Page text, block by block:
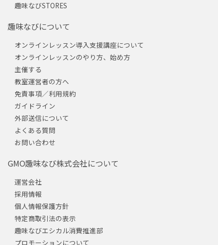
趣味なびSTORES
趣味なびについて
オンラインレッスン導入支援講座について
オンラインレッスンのやり方、始め方
主催する
教室運営者の方へ
免責事項／利用規約
ガイドライン
外部送信について
よくある質問
お問い合わせ
GMO趣味なび株式会社について
運営会社
採用情報
個人情報保護方針
特定商取引法の表示
趣味なびエシカル消費推進部
プロモーションについて